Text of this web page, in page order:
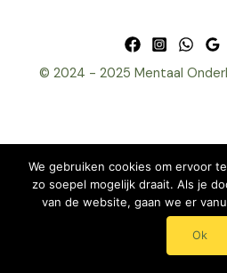
© 2024 - 2025 Mentaal
We gebruiken cookies om ervoor
zo soepel mogelijk draait. Als je
van de website, gaan we er
Ok